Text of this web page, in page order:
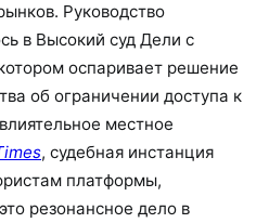
Руководство
в Высокий суд Дели с
оспаривает решение
об ограничении доступа к
местное
, судебная инстанция
платформы,
резонансное дело в